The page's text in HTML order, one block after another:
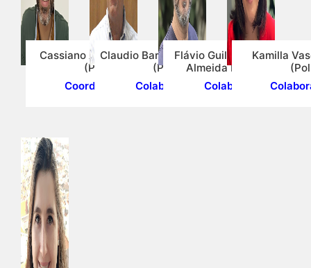
Cassiano Augusto Isler
(Poli)
Coordenador
Claudio Barbieri da Cunha
(Poli)
Colaborador
Flávio Guilherme Vaz de
Almeida Filho (Poli)
Colaborador
Kamilla